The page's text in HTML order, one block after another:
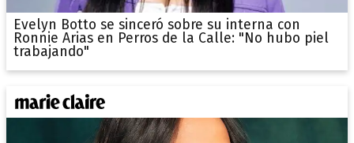
Evelyn Botto se sinceró sobre su interna con
Ronnie Arias en Perros de la Calle: "No hubo piel
trabajando"